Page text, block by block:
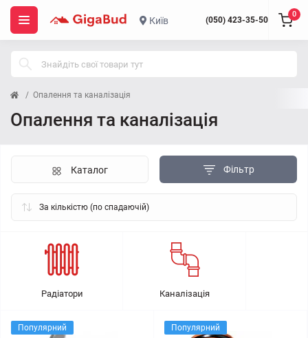
Київ (050) 423-35-50
0
Опалення та каналізація
Опалення та каналізація
Фільтр
Каталог
Радіатори Каналізація
Популярний Популярний